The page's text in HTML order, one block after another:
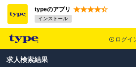
typeのアプリ
インストール
ログイ
求人検索結果